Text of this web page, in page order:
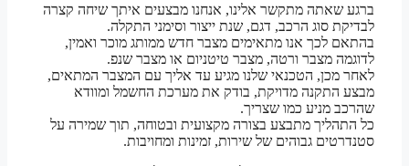
ברגע שאתה מתקשר אלינו, אנחנו מבצעים איתך שיחה קצרה
לבדיקת סוג הרכב, דגם, שנת ייצור וסימני התקלה.
בהתאם לכך אנו מתאימים מצבר חדש ממותג מוכר ואמין,
לדוגמה מצבר ורטה, מצבר טיטניום או מצבר שנפ.
לאחר מכן, הטכנאי שלנו מגיע עד אליך עם המצבר המתאים,
מבצע התקנה מדויקת, בודק את מערכת החשמל ומוודא
שהרכב מניע כמו שצריך.
כל התהליך מתבצע בצורה מקצועית ובטוחה, תוך שמירה על
סטנדרטים גבוהים של שירות, זמינות ומחויבות.